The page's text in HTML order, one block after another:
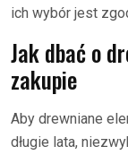
ich wybór jest
Jak dbać o
zakupie
Aby drewniane
długie lata,